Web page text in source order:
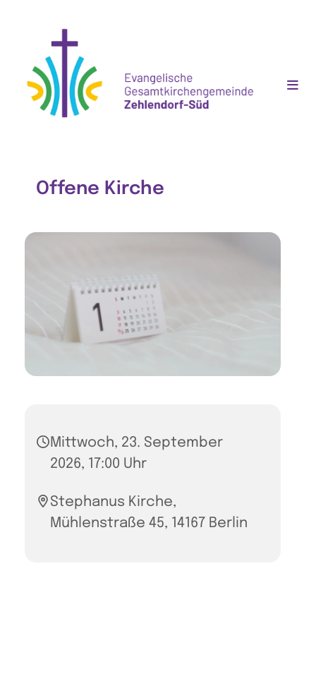
Offene Kirche
Mittwoch, 23. September
2026, 17:00 Uhr
Stephanus Kirche,
Mühlenstraße 45, 14167 Berlin